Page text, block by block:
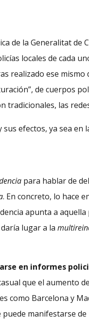
de la Generalitat de
locales de cada
realizado ese
de cuerpos
las
efectos, ya sea en
para hablar de
. En concreto, lo hace
apunta a
lugar a la
en informes
que el aumento
como Barcelona y
manifestarse